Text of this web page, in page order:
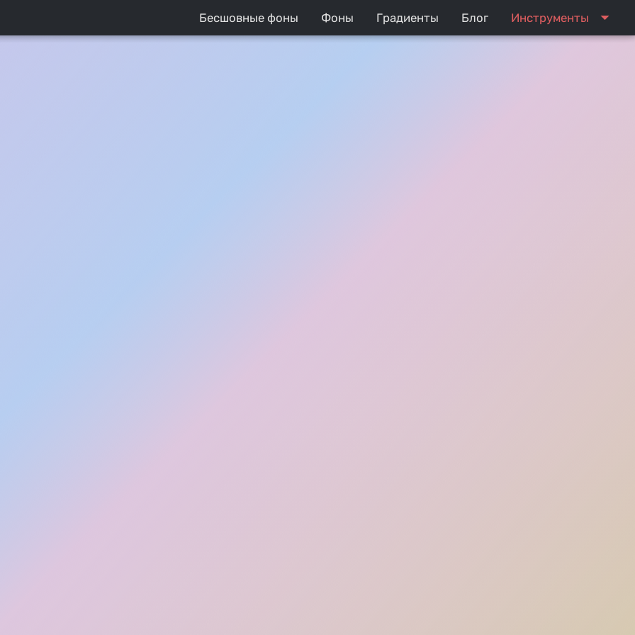
Бесшовные фоны Фоны Градиенты Блог Инструменты arrow_drop_down